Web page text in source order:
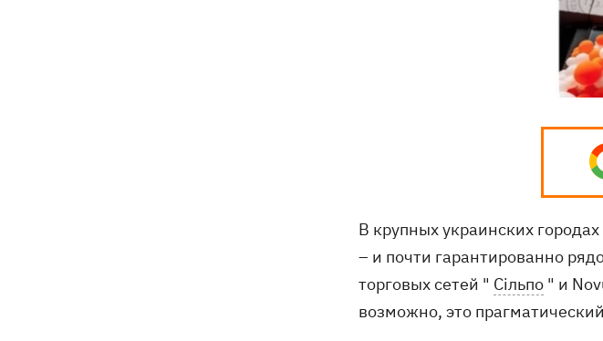
В крупных украинских
– и почти гарантированно
торговых сетей " Сільпо " и
возможно, это